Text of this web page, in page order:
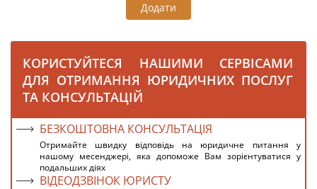
Додати
КОРИСТУЙТЕСЯ НАШИМИ СЕРВІСАМИ
ДЛЯ ОТРИМАННЯ ЮРИДИЧНИХ ПОСЛУГ
ТА КОНСУЛЬТАЦІЙ
БЕЗКОШТОВНА КОНСУЛЬТАЦІЯ
Отримайте швидку відповідь на юридичне питання у
нашому месенджері, яка допоможе Вам зорієнтуватися у
подальших діях
ВІДЕОДЗВІНОК ЮРИСТУ